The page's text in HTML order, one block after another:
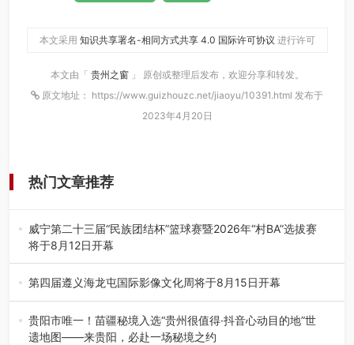
本文采用 知识共享署名-相同方式共享 4.0 国际许可协议 进行许可
本文由「 贵州之窗 」 原创或整理后发布，欢迎分享和转发。
原文地址： https://www.guizhouzc.net/jiaoyu/10391.html 发布于
2023年4月20日
热门文章推荐
威宁第二十三届“民族团结杯”篮球赛暨2026年“村BA”选拔赛
将于8月12日开幕
8月7日，威宁彝族回族苗族自治县第二十三届“民族团结
杯”篮球赛暨2026年“村B…
第四届遵义海龙屯国际影像文化周将于8月15日开幕
8月7日，第四届遵义海龙屯国际影像文化周媒体通气会在世
界文化遗产地海龙屯核心景区…
贵阳市唯一！苗疆秘境入选“贵州很值得·抖音心动目的地”世
遗地图——来贵阳，必赴一场秘境之约